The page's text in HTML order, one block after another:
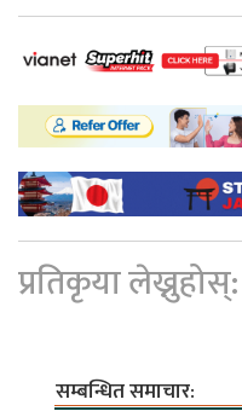
प्रतिकृया लेख्नुहोस्:
सम्बन्धित समाचार: